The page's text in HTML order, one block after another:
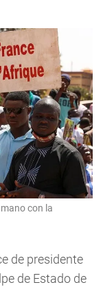
con la
de presidente
de Estado de